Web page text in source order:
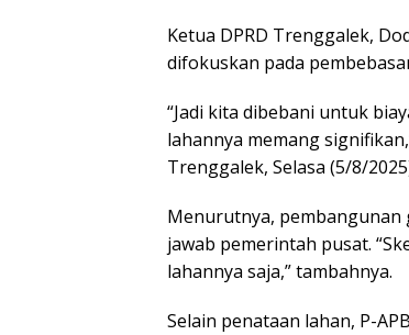
Ketua DPRD Trenggalek,
difokuskan pada
“Jadi kita dibebani untuk
lahannya memang
Trenggalek, Selasa (5/8/
Menurutnya, pembangunan
jawab pemerintah pusat.
lahannya saja,” tambahnya.
Selain penataan lahan, P-